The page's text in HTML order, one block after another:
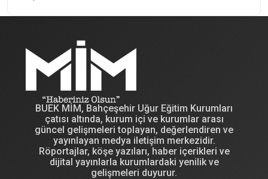
BUEK MİM, Bahçeşehir Uğur Eğitim Kurumları
çatısı altında, kurum içi ve kurumlar arası
güncel gelişmeleri toplayan, değerlendiren ve
yayınlayan medya iletişim merkezidir.
Röportajlar, köşe yazıları, haber içerikleri ve
dijital yayınlarla kurumlardaki yenilik ve
gelişmeleri duyurur.